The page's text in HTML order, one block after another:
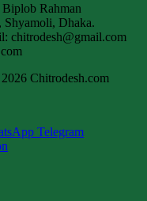
Rahman
Shyamoli, Dhaka.
chitrodesh@gmail.com
2026 Chitrodesh.com
Telegram